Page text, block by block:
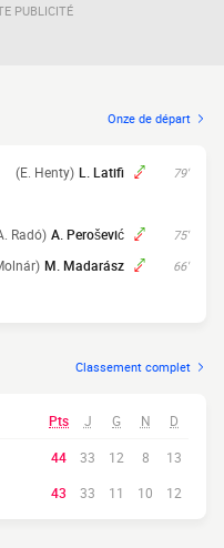
PUBLICITÉ
Onze de départ
79'
L. Latifi
(E. Henty)
75'
A. Perošević
Radó)
66'
M. Madarász
Classement complet
Pts J G N D
44 33 12 8
13
43 33 11 10 12